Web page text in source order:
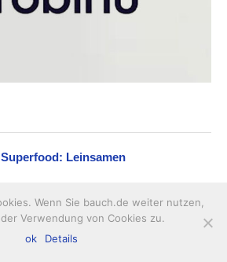
Superfood: Leinsamen
Wenn Sie bauch.de weiter nutzen,
Verwendung von Cookies zu.
ok
Details